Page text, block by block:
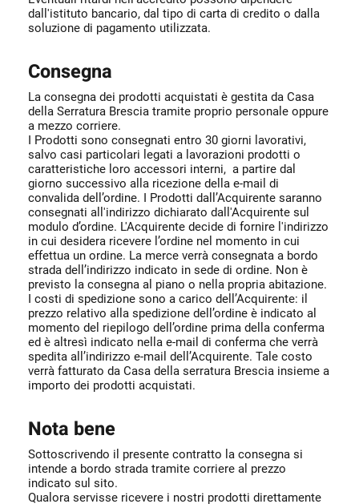
dall'istituto bancario, dal tipo di carta di credito o dalla
soluzione di pagamento utilizzata.
Consegna
La consegna dei prodotti acquistati è gestita da Casa
della Serratura Brescia tramite proprio personale oppure
a mezzo corriere.
I Prodotti sono consegnati entro 30 giorni lavorativi,
salvo casi particolari legati a lavorazioni prodotti o
caratteristiche loro accessori interni, a partire dal
giorno successivo alla ricezione della e-mail di
convalida dell’ordine. I Prodotti dall’Acquirente saranno
consegnati all'indirizzo dichiarato dall'Acquirente sul
modulo d’ordine. L'Acquirente decide di fornire l'indirizzo
in cui desidera ricevere l’ordine nel momento in cui
effettua un ordine. La merce verrà consegnata a bordo
strada dell’indirizzo indicato in sede di ordine. Non è
previsto la consegna al piano o nella propria abitazione.
I costi di spedizione sono a carico dell’Acquirente: il
prezzo relativo alla spedizione dell’ordine è indicato al
momento del riepilogo dell’ordine prima della conferma
ed è altresì indicato nella e-mail di conferma che verrà
spedita all’indirizzo e-mail dell’Acquirente. Tale costo
verrà fatturato da Casa della serratura Brescia insieme a
importo dei prodotti acquistati.
Nota bene
Sottoscrivendo il presente contratto la consegna si
intende a bordo strada tramite corriere al prezzo
indicato sul sito.
Qualora servisse ricevere i nostri prodotti direttamente